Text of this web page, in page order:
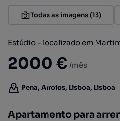
Todas as imagens (13)
Estúdio - localizado em
2000 € /mês
Pena, Arroios, Lisboa, Lisboa
Apartamento para